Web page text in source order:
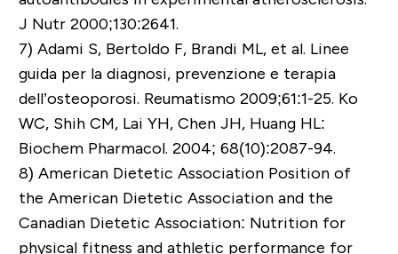
J Nutr 2000;130:2641.
7) Adami S, Bertoldo F, Brandi ML, et al. Linee
guida per la diagnosi, prevenzione e terapia
dell’osteoporosi. Reumatismo 2009;61:1-25. Ko
WC, Shih CM, Lai YH, Chen JH, Huang HL:
Biochem Pharmacol. 2004; 68(10):2087-94.
8) American Dietetic Association Position of
the American Dietetic Association and the
Canadian Dietetic Association: Nutrition for
physical fitness and athletic performance for